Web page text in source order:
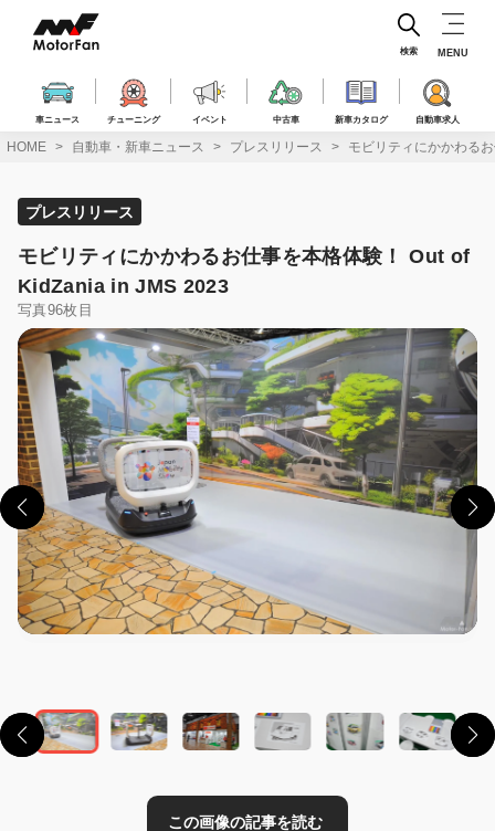
ス
車ニュース チューニング イベント 中古車 新車カタログ 自動車求人
検索 MENU
HOME 自動車・新車ニュース プレスリリース モビリティにかかわる
プレスリリース
モビリティにかかわるお仕事を本格体験！ Out of
KidZania in JMS 2023
写真96枚目